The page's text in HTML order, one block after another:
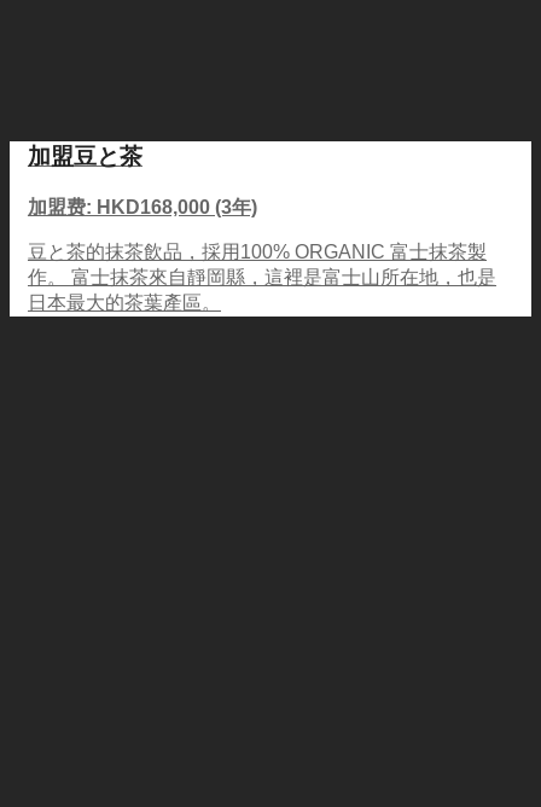
加盟豆と茶
加盟费: HKD168,000 (3年)
豆と茶的抹茶飲品，採用100% ORGANIC 富士抹茶製
作。 富士抹茶來自靜岡縣，這裡是富士山所在地，也是
日本最大的茶葉產區。